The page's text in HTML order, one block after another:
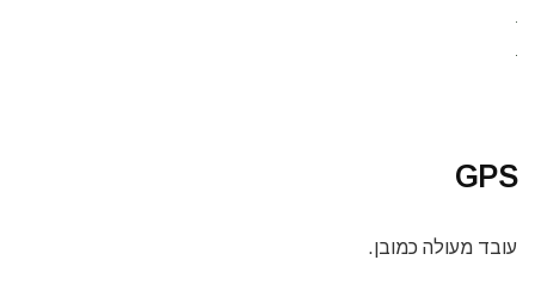
GPS
עובד מעולה כמובן.